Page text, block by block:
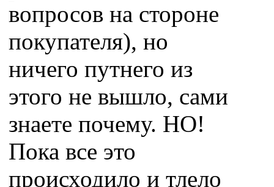
вопросов на стороне
покупателя), но
ничего путнего из
этого не вышло, сами
знаете почему. НО!
Пока все это
происходило и тлело